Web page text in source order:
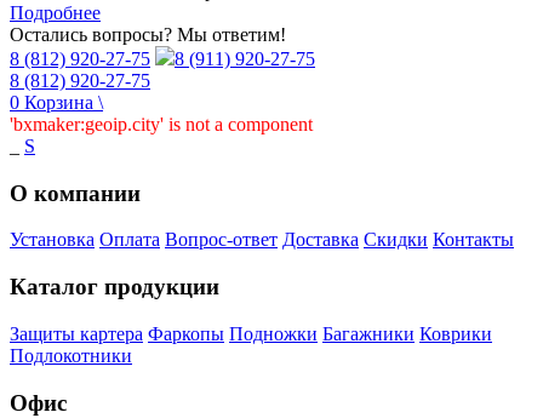
Подробнее
Остались вопросы? Мы ответим!
8 (812) 920-27-75
8 (911) 920-27-75
8 (812) 920-27-75
0 Корзина \
'bxmaker:geoip.city' is not a component
S
О компании
Установка Оплата Вопрос-ответ Доставка Скидки Контакты
Каталог продукции
Защиты картера Фаркопы Подножки Багажники Коврики
Подлокотники
Офис